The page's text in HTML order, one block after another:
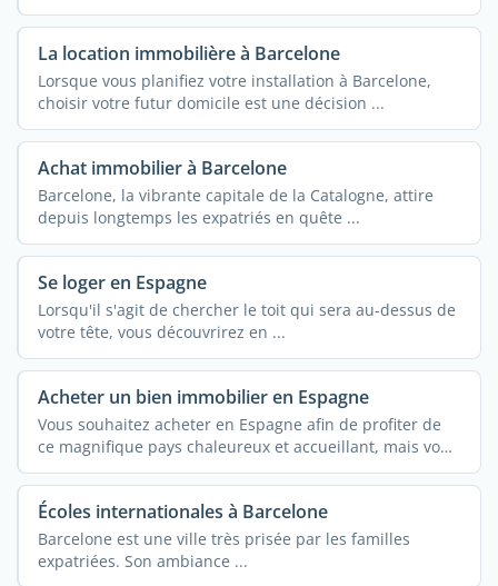
La location immobilière à Barcelone
Lorsque vous planifiez votre installation à Barcelone,
choisir votre futur domicile est une décision ...
Achat immobilier à Barcelone
Barcelone, la vibrante capitale de la Catalogne, attire
depuis longtemps les expatriés en quête ...
Se loger en Espagne
Lorsqu'il s'agit de chercher le toit qui sera au-dessus de
votre tête, vous découvrirez en ...
Acheter un bien immobilier en Espagne
Vous souhaitez acheter en Espagne afin de profiter de
ce magnifique pays chaleureux et accueillant, mais vous
avez ...
Écoles internationales à Barcelone
Barcelone est une ville très prisée par les familles
expatriées. Son ambiance ...